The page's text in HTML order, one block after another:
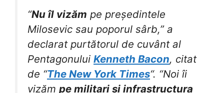
“Nu îl vizăm pe președintele
Milosevic sau poporul sârb,” a
declarat purtătorul de cuvânt al
Pentagonului Kenneth Bacon, citat
de “The New York Times“. “Noi îi
vizăm pe militari și infrastructura